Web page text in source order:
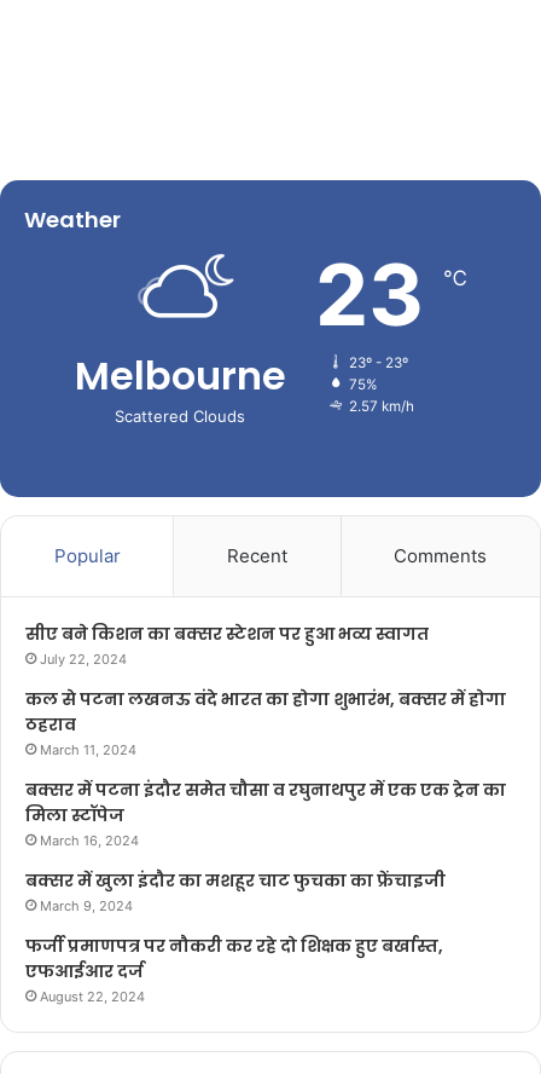
Weather
Melbourne
Scattered Clouds
23 ℃
23º - 23º
75%
2.57 km/h
Popular Recent Comments
सीए बने किशन का बक्सर स्टेशन पर हुआ भव्य स्वागत
July 22, 2024
कल से पटना लखनऊ वंदे भारत का होगा शुभारंभ, बक्सर में होगा
ठहराव
March 11, 2024
बक्सर में पटना इंदौर समेत चौसा व रघुनाथपुर में एक एक ट्रेन का
मिला स्टॉपेज
March 16, 2024
बक्सर में खुला इंदौर का मशहूर चाट फुचका का फ्रेंचाइजी
March 9, 2024
फर्जी प्रमाणपत्र पर नौकरी कर रहे दो शिक्षक हुए बर्खास्त,
एफआईआर दर्ज
August 22, 2024